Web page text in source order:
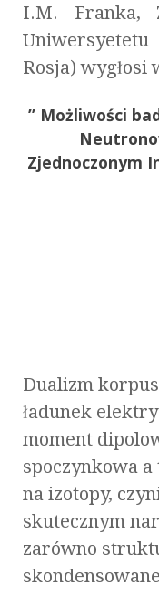
I.M. Franka,
Rosja) wygłosi
” Możliwości
Zjednoczonym
Dualizm
ładunek
moment
spoczynkowa a
na izotopy,
skutecznym
zarówno